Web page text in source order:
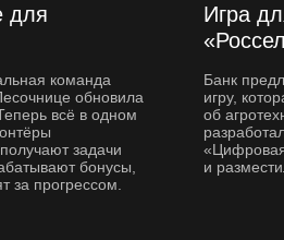
Банк
игру,
об
и
Игра
команда
обновила
всё в одном
задачи
бонусы,
за прогрессом.
для